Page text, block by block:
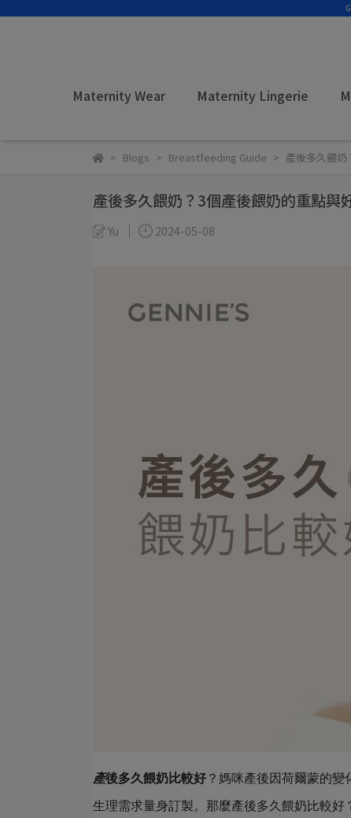
Maternity Wear Maternity Lingerie
Blogs Breastfeeding Guide 產後多久餵
產後多久餵奶？3個產後餵奶的重點與
Yu 2024-05-08
產後多久餵奶比較好 ？媽咪產後因荷爾蒙的
生理需求量身訂製。那麼產後多久餵奶比較好